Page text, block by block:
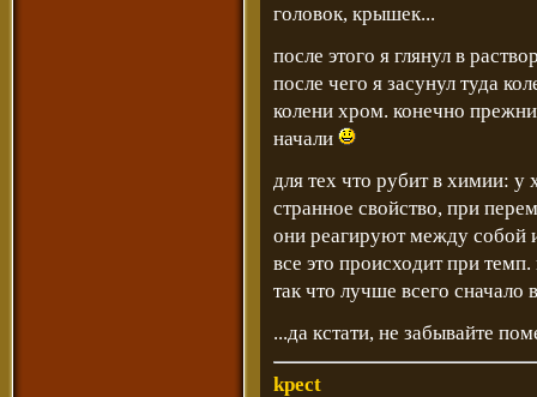
головок, крышек...
после этого я глянул в
после чего я засунул туда
колени хром. конечно
начали
для тех что рубит в химии: у
странное свойство, при
они реагируют между собой
все это происходит при
так что лучше всего сначало
...да кстати, не забывайте
kpect